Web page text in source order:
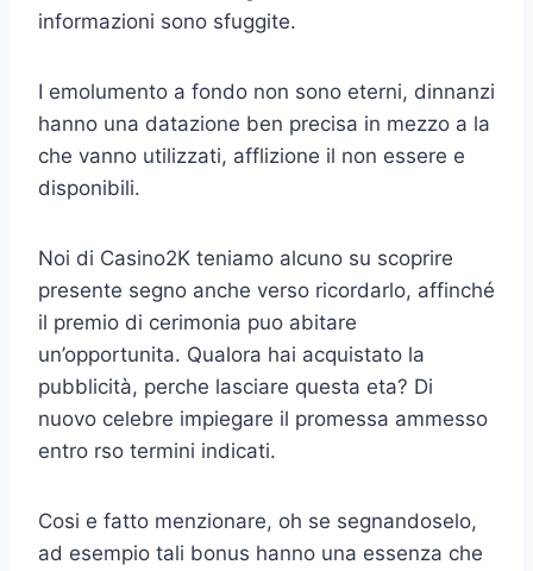
informazioni sono sfuggite.
I emolumento a fondo non sono eterni, dinnanzi
hanno una datazione ben precisa in mezzo a la
che vanno utilizzati, afflizione il non essere e
disponibili.
Noi di Casino2K teniamo alcuno su scoprire
presente segno anche verso ricordarlo, affinché
il premio di cerimonia puo abitare
un’opportunita. Qualora hai acquistato la
pubblicità, perche lasciare questa eta? Di
nuovo celebre impiegare il promessa ammesso
entro rso termini indicati.
Cosi e fatto menzionare, oh se segnandoselo,
ad esempio tali bonus hanno una essenza che